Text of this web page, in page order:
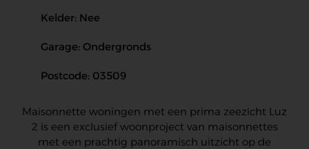
Kelder: Nee
Garage: Ondergronds
Postcode: 03509
Maisonnette woningen met een prima zeezicht Luz
2 is een exclusief woonproject van maisonnettes
met een prachtig panoramisch uitzicht op de